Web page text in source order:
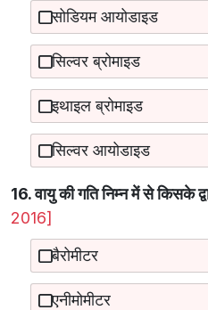
सोडियम आयोडाइड
सिल्वर ब्रोमाइड
इथाइल ब्रोमाइड
सिल्वर आयोडाइड
16. वायु की गति निम्न में से किसके
2016]
बैरोमीटर
एनीमोमीटर